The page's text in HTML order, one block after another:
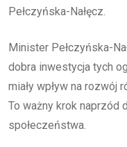
Pełczyńska-Nałęcz.
Minister Pełczyńska-
dobra inwestycja tych
miały wpływ na rozwój
To ważny krok naprzód
społeczeństwa.